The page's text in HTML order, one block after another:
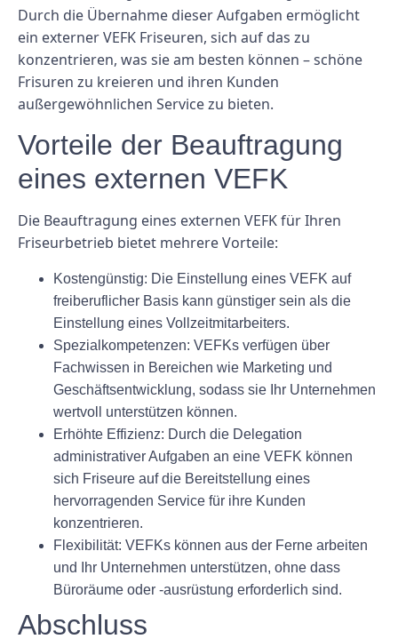
Durch die Übernahme dieser Aufgaben ermöglicht
ein externer VEFK Friseuren, sich auf das zu
konzentrieren, was sie am besten können – schöne
Frisuren zu kreieren und ihren Kunden
außergewöhnlichen Service zu bieten.
Vorteile der Beauftragung
eines externen VEFK
Die Beauftragung eines externen VEFK für Ihren
Friseurbetrieb bietet mehrere Vorteile:
Kostengünstig: Die Einstellung eines VEFK auf
freiberuflicher Basis kann günstiger sein als die
Einstellung eines Vollzeitmitarbeiters.
Spezialkompetenzen: VEFKs verfügen über
Fachwissen in Bereichen wie Marketing und
Geschäftsentwicklung, sodass sie Ihr Unternehmen
wertvoll unterstützen können.
Erhöhte Effizienz: Durch die Delegation
administrativer Aufgaben an eine VEFK können
sich Friseure auf die Bereitstellung eines
hervorragenden Service für ihre Kunden
konzentrieren.
Flexibilität: VEFKs können aus der Ferne arbeiten
und Ihr Unternehmen unterstützen, ohne dass
Büroräume oder -ausrüstung erforderlich sind.
Abschluss